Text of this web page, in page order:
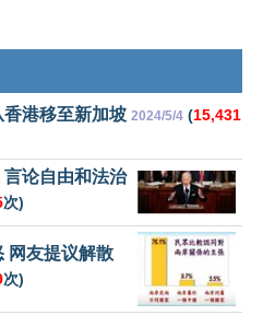
香港移至新加坡 2024/5/4 (15,431
论自由和法治
次)
网友提议解散
次)